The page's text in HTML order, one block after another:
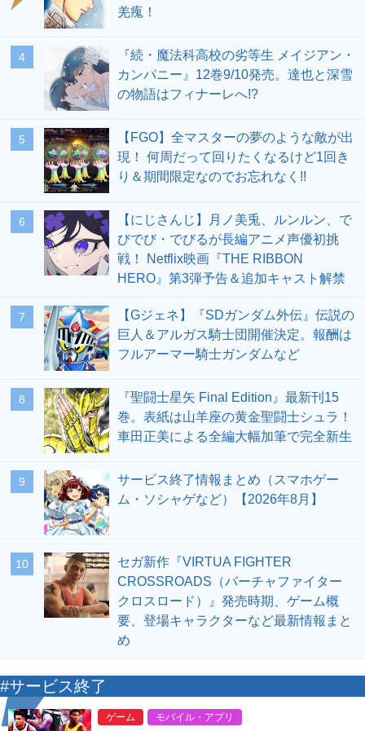
羌瘣！
4
『続・魔法科高校の劣等生 メイジアン・
カンパニー』12巻9/10発売。達也と深雪
の物語はフィナーレへ!?
5
【FGO】全マスターの夢のような敵が出
現！ 何周だって回りたくなるけど1回き
り＆期間限定なのでお忘れなく!!
6
【にじさんじ】月ノ美兎、ルンルン、で
びでび・でびるが長編アニメ声優初挑
戦！ Netflix映画『THE RIBBON
HERO』第3弾予告＆追加キャスト解禁
7
【Gジェネ】『SDガンダム外伝』伝説の
巨人＆アルガス騎士団開催決定。報酬は
フルアーマー騎士ガンダムなど
8
『聖闘士星矢 Final Edition』最新刊15
巻。表紙は山羊座の黄金聖闘士シュラ！
車田正美による全編大幅加筆で完全新生
9
サービス終了情報まとめ（スマホゲー
ム・ソシャゲなど）【2026年8月】
10
セガ新作『VIRTUA FIGHTER
CROSSROADS（バーチャファイター
クロスロード）』発売時期、ゲーム概
要、登場キャラクターなど最新情報まと
め
#サービス終了
ゲーム モバイル・アプリ